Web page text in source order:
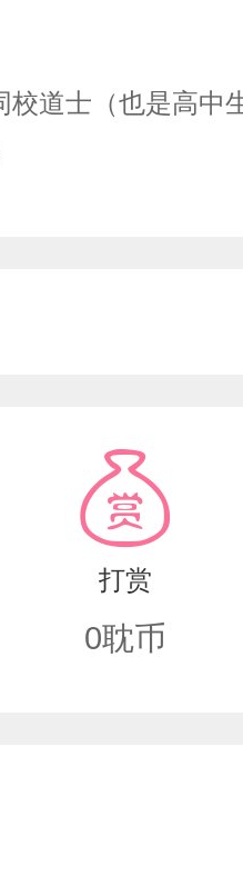
校道士（也是高中
打赏
0耽币